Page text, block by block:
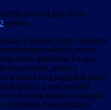
The Sweet Little 16-bit -
szerint:
a frissített Unity változatra
változás esetén –
firkák felülírását. Én sem
ha ez történt, akkor a
telepítve még nagyjából jónak
(persze a most bekerült
nem lesznek feliratozva angolul
elfelejtették megvalósítani).